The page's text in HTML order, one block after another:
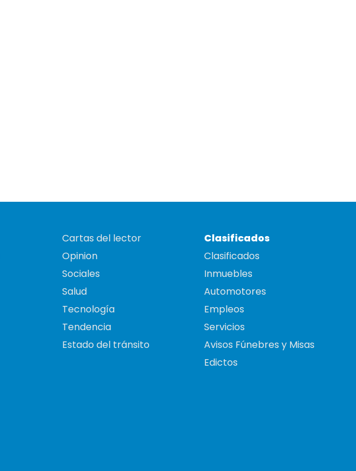
Cartas del lector
Opinion
Sociales
Salud
Tecnología
Tendencia
Estado del tránsito
Clasificados
Clasificados
Inmuebles
Automotores
Empleos
Servicios
Avisos Fúnebres y Misas
Edictos